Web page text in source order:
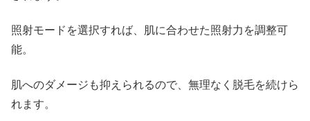
照射モードを選択すれば、肌に合わせた照射力を調整可
能。
肌へのダメージも抑えられるので、無理なく脱毛を続けら
れます。